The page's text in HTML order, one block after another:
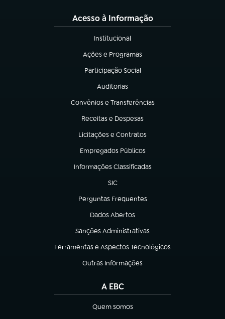
Acesso à Informação
Institucional
(abre em nova aba)
Ações e Programas
(abre em nova aba)
Participação Social
(abre em nova aba)
Auditorias
(abre em nova aba)
Convênios e Transferências
(abre em nova aba)
Receitas e Despesas
(abre em nova aba)
Licitações e Contratos
(abre em nova aba)
Empregados Públicos
(abre em nova aba)
Informações Classificadas
(abre em nova aba)
SIC
(abre em nova aba)
Perguntas Frequentes
(abre em nova aba)
Dados Abertos
(abre em nova aba)
Sanções Administrativas
(abre em nova aba)
Ferramentas e Aspectos Tecnológicos
(abre em nova aba)
Outras Informações
(abre em nova aba)
A EBC
Quem somos
(abre em nova aba)